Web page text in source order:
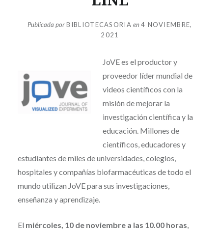
Publicada porBIBLIOTECASORIA en4 NOVIEMBRE,
2021
JoVE es el productor y
proveedor líder mundial de
videos científicos con la
misión de mejorar la
investigación científica y la
educación. Millones de
científicos, educadores y
estudiantes de miles de universidades, colegios,
hospitales y compañías biofarmacéuticas de todo el
mundo utilizan JoVE para sus investigaciones,
enseñanza y aprendizaje.
El miércoles, 10 de noviembre a las 10.00 horas